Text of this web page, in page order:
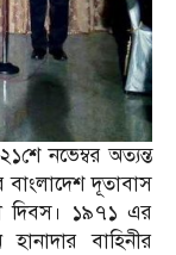
নভেম্বর অত্যন্ত
বাংলাদেশ দূতাবাস
দিবস। ১৯৭১ এর
বাহিনীর